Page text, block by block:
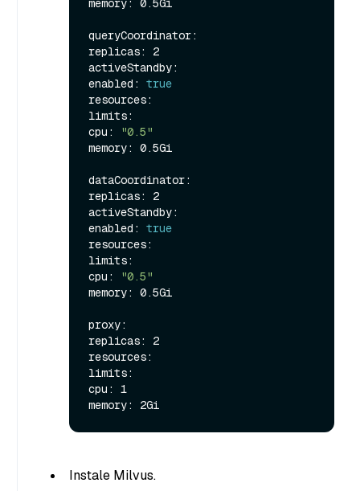
queryCoordinator:
replicas: 2
activeStandby:
enabled: true
resources:
limits:
cpu:
"0.5"
memory: 0.5Gi
dataCoordinator:
replicas: 2
activeStandby:
enabled: true
resources:
limits:
cpu:
"0.5"
memory: 0.5Gi
proxy:
replicas: 2
resources:
limits:
cpu: 1
Instale Milvus.